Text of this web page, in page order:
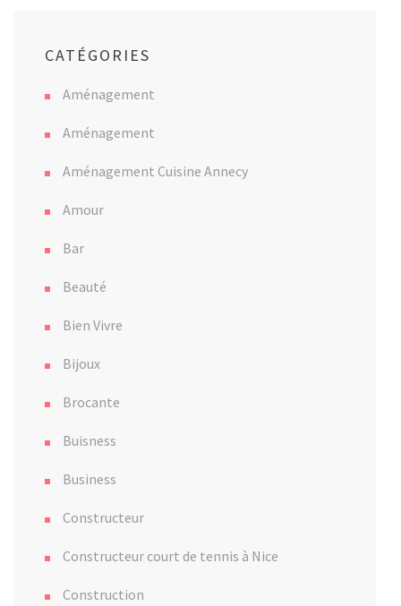
CATÉGORIES
Aménagement
Aménagement
Aménagement Cuisine Annecy
Amour
Bar
Beauté
Bien Vivre
Bijoux
Brocante
Buisness
Business
Constructeur
Constructeur court de tennis à Nice
Construction